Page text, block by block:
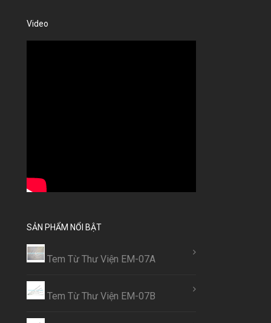
Video
SẢN PHẨM NỔI BẬT
Tem Từ Thư Viện EM-07A
Tem Từ Thư Viện EM-07B